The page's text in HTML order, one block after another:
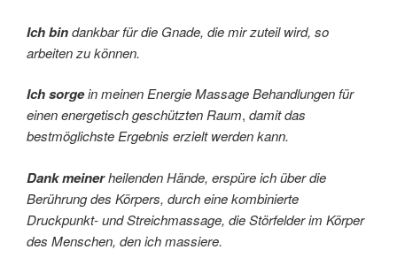
Ich bindankbar für die Gnade, die mir zuteil wird, so
arbeiten zu können.
Ich sorgein meinen Energie Massage Behandlungen für
einen energetisch geschützten Raum, damit das
bestmöglichste Ergebnis erzielt werden kann.
Dankmeinerheilenden Hände, erspüre ich über die
Berührung des Körpers, durch eine kombinierte
Druckpunkt- und Streichmassage, die Störfelder im Körper
des Menschen, den ich massiere.